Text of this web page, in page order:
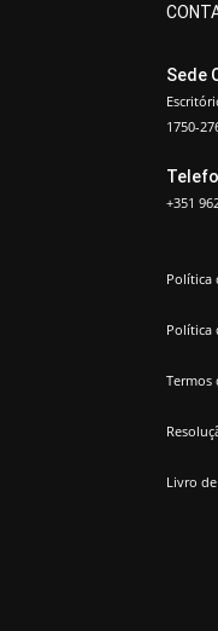
Sede
1750-
+351
Política
Política
Termos
Livro